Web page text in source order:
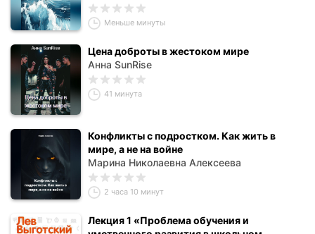
Меньше минуты
Цена доброты в жестоком мире
Анна SunRise
41 минута
Конфликты с подростком. Как жить в
мире, а не на войне
Марина Николаевна Алексеева
2 часа 10 минут
Лекция 1 «Проблема обучения и